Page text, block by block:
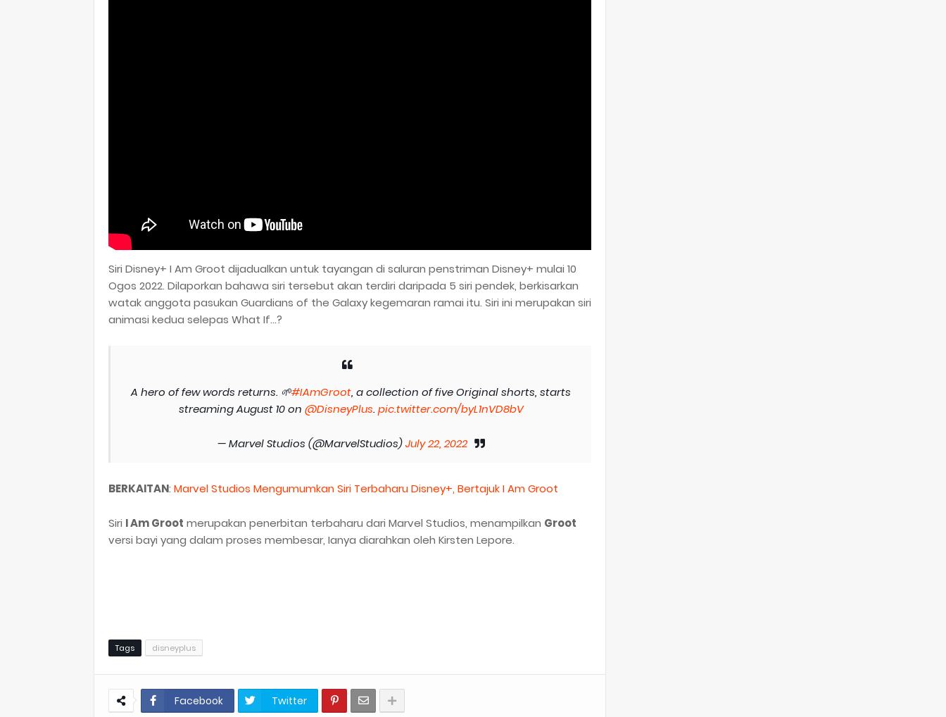
Siri Disney+ I Am Groot dijadualkan untuk tayangan di saluran penstriman Disney+ mulai 10
Ogos 2022. Dilaporkan bahawa siri tersebut akan terdiri daripada 5 siri pendek, berkisarkan
watak anggota pasukan Guardians of the Galaxy kegemaran ramai itu. Siri ini merupakan siri
animasi kedua selepas What If…?
A hero of few words returns. 🌱#IAmGroot, a collection of five Original shorts, starts
streaming August 10 on @DisneyPlus. pic.twitter.com/byL1nVD8bV
— Marvel Studios (@MarvelStudios)July 22, 2022
BERKAITAN: Marvel Studios Mengumumkan Siri Terbaharu Disney+, Bertajuk I Am Groot
Siri I Am Groot merupakan penerbitan terbaharu dari Marvel Studios, menampilkan Groot
versi bayi yang dalam proses membesar, Ianya diarahkan oleh Kirsten Lepore.
Tags disneyplus
Facebook Twitter